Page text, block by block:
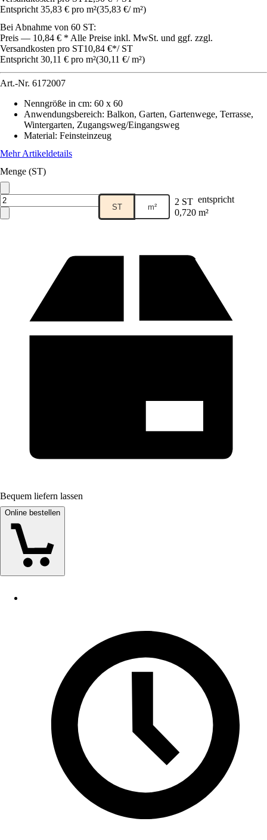
Entspricht 35,83 € pro m²(35,83 €/ m²)
Bei Abnahme von 60 ST:
Preis — 10,84 € * Alle Preise inkl. MwSt. und ggf. zzgl.
Versandkosten pro ST10,84 €*/ ST
Entspricht 30,11 € pro m²(30,11 €/ m²)
Art.-Nr. 6172007
Nenngröße in cm: 60 x 60
Anwendungsbereich: Balkon, Garten, Gartenwege, Terrasse,
Wintergarten, Zugangsweg/Eingangsweg
Material: Feinsteinzeug
Mehr Artikeldetails
Menge (ST)
ST m² 2 ST entspricht
0,720 m²
Bequem liefern lassen
Online bestellen